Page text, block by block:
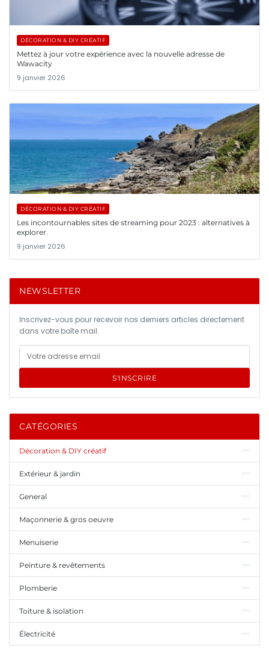
DÉCORATION & DIY CRÉATIF
Mettez à jour votre expérience avec la nouvelle adresse de
Wawacity
9 janvier 2026
DÉCORATION & DIY CRÉATIF
Les incontournables sites de streaming pour 2023 : alternatives à
explorer.
9 janvier 2026
NEWSLETTER
Inscrivez-vous pour recevoir nos derniers articles directement
dans votre boîte mail.
S'INSCRIRE
CATÉGORIES
Décoration & DIY créatif
Extérieur & jardin
General
Maçonnerie & gros oeuvre
Menuiserie
Peinture & revêtements
Plomberie
Toiture & isolation
Électricité